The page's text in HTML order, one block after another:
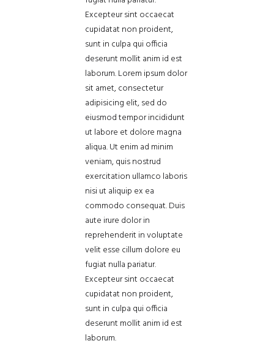
Excepteur sint occaecat
cupidatat non proident,
sunt in culpa qui officia
deserunt mollit anim id est
laborum. Lorem ipsum dolor
sit amet, consectetur
adipisicing elit, sed do
eiusmod tempor incididunt
ut labore et dolore magna
aliqua. Ut enim ad minim
veniam, quis nostrud
exercitation ullamco laboris
nisi ut aliquip ex ea
commodo consequat. Duis
aute irure dolor in
reprehenderit in voluptate
velit esse cillum dolore eu
fugiat nulla pariatur.
Excepteur sint occaecat
cupidatat non proident,
sunt in culpa qui officia
deserunt mollit anim id est
laborum.